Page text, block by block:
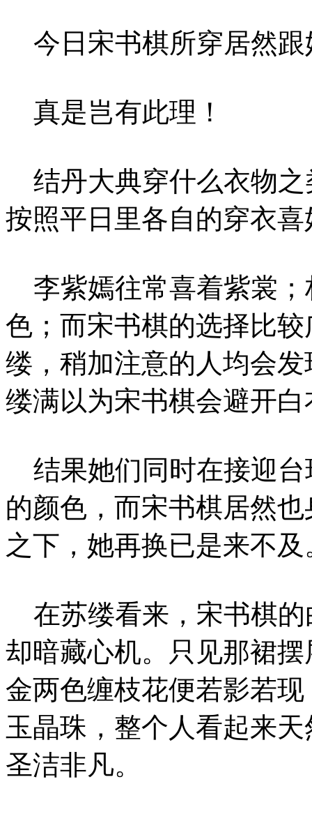
今日宋书棋所穿居然跟
真是岂有此理！
结丹大典穿什么衣物之
按照平日里各自的穿衣
李紫嫣往常喜着紫裳；
色；而宋书棋的选择比
缕，稍加注意的人均会
缕满以为宋书棋会避开白
结果她们同时在接迎台
的颜色，而宋书棋居然
之下，她再换已是来不及
在苏缕看来，宋书棋的
却暗藏心机。只见那裙
金两色缠枝花便若影若
玉晶珠，整个人看起来
圣洁非凡。